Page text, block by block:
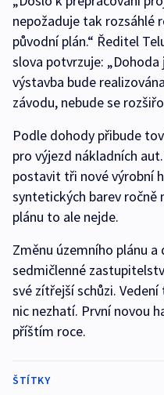
nepožaduje tak rozsáhlé
původní plán.“ Ředitel
slova potvrzuje:
výstavba bude
závodu, nebude se
Podle dohody přibude
pro výjezd nákladních
postavit tři nové výrobní
syntetických barev ročně
plánu to ale nejde.
Změnu územního plánu
sedmičlenné
své zítřejší schůzi.
nic nezhatí. První novou
příštím roce.
ŠTÍTKY